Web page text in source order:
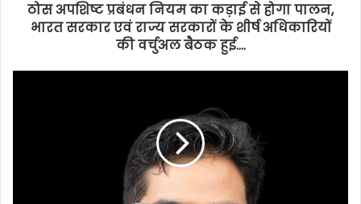
ठोस अपशिष्ट प्रबंधन नियम का कड़ाई से होगा पालन,
भारत सरकार एवं राज्य सरकारों के शीर्ष अधिकारियों
की वर्चुअल बैठक हुई….